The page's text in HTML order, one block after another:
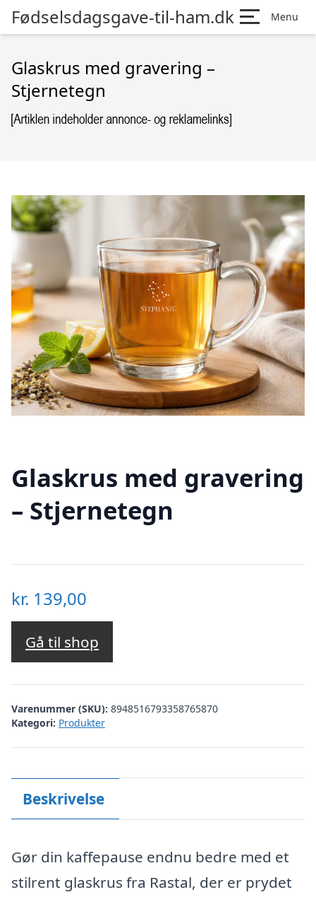
Fødselsdagsgave-til-ham.dk Menu
Glaskrus med gravering –
Stjernetegn
Glaskrus med gravering
– Stjernetegn
kr. 139,00
Gå til shop
Varenummer (SKU): 8948516793358765870
Kategori: Produkter
Beskrivelse
Gør din kaffepause endnu bedre med et
stilrent glaskrus fra Rastal, der er prydet